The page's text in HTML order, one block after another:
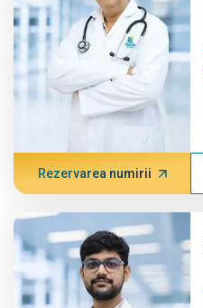
Rezervarea numirii